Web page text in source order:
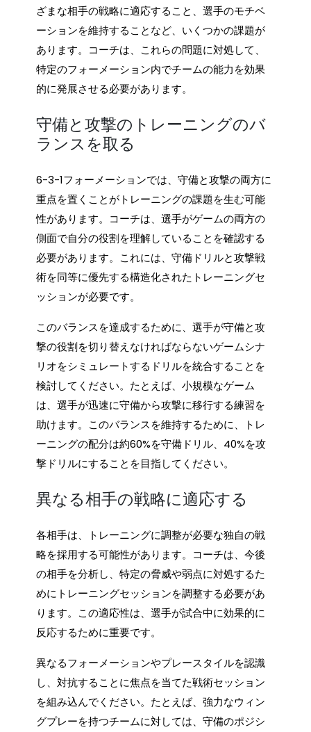
ざまな相手の戦略に適応すること、選手のモチベ
ーションを維持することなど、いくつかの課題が
あります。コーチは、これらの問題に対処して、
特定のフォーメーション内でチームの能力を効果
的に発展させる必要があります。
守備と攻撃のトレーニングのバ
ランスを取る
6-3-1フォーメーションでは、守備と攻撃の両方に
重点を置くことがトレーニングの課題を生む可能
性があります。コーチは、選手がゲームの両方の
側面で自分の役割を理解していることを確認する
必要があります。これには、守備ドリルと攻撃戦
術を同等に優先する構造化されたトレーニングセ
ッションが必要です。
このバランスを達成するために、選手が守備と攻
撃の役割を切り替えなければならないゲームシナ
リオをシミュレートするドリルを統合することを
検討してください。たとえば、小規模なゲーム
は、選手が迅速に守備から攻撃に移行する練習を
助けます。このバランスを維持するために、トレ
ーニングの配分は約60%を守備ドリル、40%を攻
撃ドリルにすることを目指してください。
異なる相手の戦略に適応する
各相手は、トレーニングに調整が必要な独自の戦
略を採用する可能性があります。コーチは、今後
の相手を分析し、特定の脅威や弱点に対処するた
めにトレーニングセッションを調整する必要があ
ります。この適応性は、選手が試合中に効果的に
反応するために重要です。
異なるフォーメーションやプレースタイルを認識
し、対抗することに焦点を当てた戦術セッション
を組み込んでください。たとえば、強力なウィン
グプレーを持つチームに対しては、守備のポジシ